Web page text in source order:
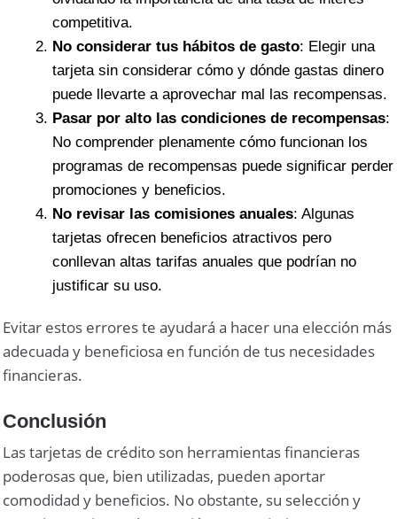
competitiva.
No considerar tus hábitos de gasto: Elegir una
tarjeta sin considerar cómo y dónde gastas dinero
puede llevarte a aprovechar mal las recompensas.
Pasar por alto las condiciones de recompensas:
No comprender plenamente cómo funcionan los
programas de recompensas puede significar perder
promociones y beneficios.
No revisar las comisiones anuales: Algunas
tarjetas ofrecen beneficios atractivos pero
conllevan altas tarifas anuales que podrían no
justificar su uso.
Evitar estos errores te ayudará a hacer una elección más
adecuada y beneficiosa en función de tus necesidades
financieras.
Conclusión
Las tarjetas de crédito son herramientas financieras
poderosas que, bien utilizadas, pueden aportar
comodidad y beneficios. No obstante, su selección y